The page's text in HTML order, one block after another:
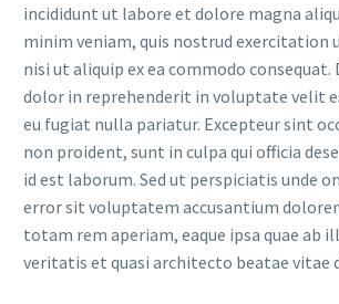
incididunt ut labore et dolore magna
minim veniam, quis nostrud exercitation
nisi ut aliquip ex ea commodo consequat.
dolor in reprehenderit in voluptate velit
eu fugiat nulla pariatur. Excepteur sint
non proident, sunt in culpa qui officia
id est laborum. Sed ut perspiciatis unde
error sit voluptatem accusantium
totam rem aperiam, eaque ipsa quae ab
veritatis et quasi architecto beatae vitae